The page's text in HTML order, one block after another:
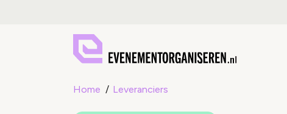
Home Leveranciers